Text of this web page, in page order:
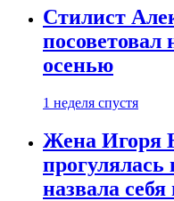
Стилист
осенью
1 неделя спустя
Жена Игоря
назвала